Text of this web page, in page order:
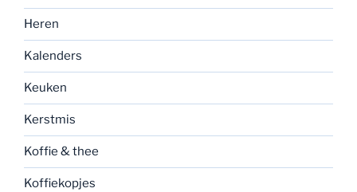
Heren
Kalenders
Keuken
Kerstmis
Koffie & thee
Koffiekopjes